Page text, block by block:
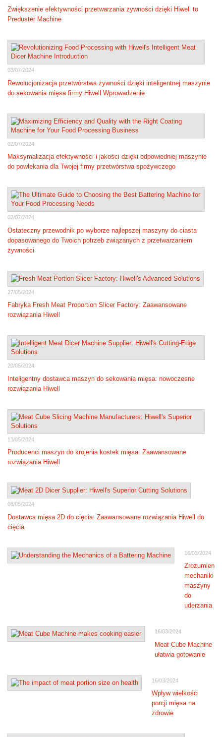
Zwiększenie efektywności przetwarzania żywności dzięki Hiwell to
Preduster Machine
03/07/2024
Rewolucjonizacja przetwórstwa żywności dzięki inteligentnej maszynie
do sekowania mięsa firmy Hiwell Wprowadzenie
02/07/2024
Maksymalizacja efektywności i jakości dzięki odpowiedniej maszynie
do powlekania dla Twojej firmy przetwórstwa spożywczego
02/07/2024
Ostateczny przewodnik po wyborze najlepszej maszyny do ciasta
dopasowanego do Twoich potrzeb związanych z przetwarzaniem
żywności
27/05/2024
Fabryka Fresh Meat Proportion Slicer Factory: Zaawansowane
rozwiązania Hiwell
20/05/2024
Inteligentny dostawca maszyn do sekowania mięsa: nowoczesne
rozwiązania Hiwell
13/05/2024
Producenci maszyn do krojenia kostek mięsa: Zaawansowane
rozwiązania Hiwell
08/05/2024
Dostawca mięsa 2D do cięcia: Zaawansowane rozwiązania Hiwell do
cięcia
16/03/2024
Zrozumienie
mechaniki
maszyny
do
uderzania
16/03/2024
Meat Cube Machine
ułatwia gotowanie
16/03/2024
Wpływ wielkości
porcji mięsa na
zdrowie